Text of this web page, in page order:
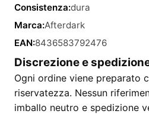
Consistenza:dura
Marca:Afterdark
EAN:8436583792476
Discrezione e
Ogni ordine viene preparato
riservatezza. Nessun
imballo neutro e spedizione